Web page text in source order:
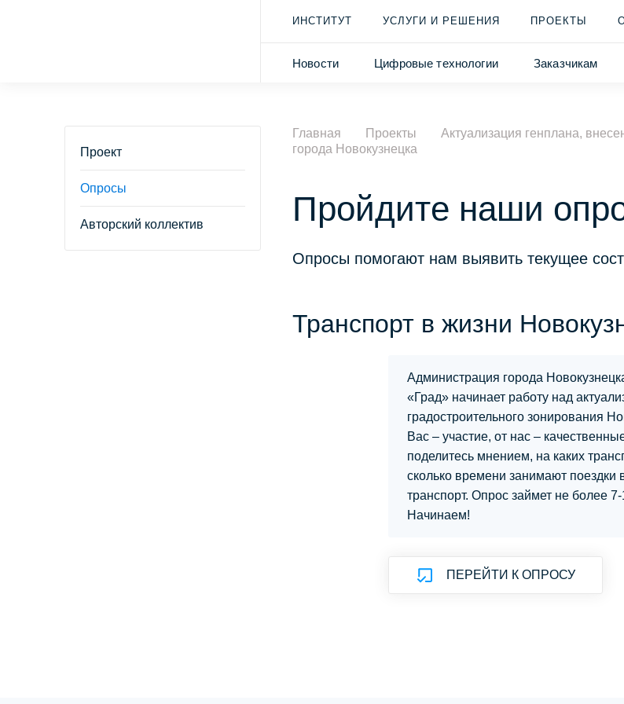
ИНСТИТУТ УСЛУГИ И РЕШЕНИЯ ПРОЕКТЫ
Новости Цифровые технологии Заказчикам
Проект
Опросы
Авторский коллектив
Главная Проекты
Актуализация генплана,
города Новокузнецка
Пройдите наши
Опросы помогают нам выявить текущее
Транспорт в жизни
Администрация города
«Град» начинает работу над
градостроительного зонирования
Вас – участие, от нас –
поделитесь мнением, на каких
сколько времени занимают
транспорт. Опрос займет не более
Начинаем!
ПЕРЕЙТИ К ОПРОСУ